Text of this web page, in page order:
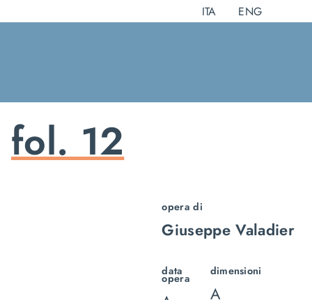
al
ITA ENG
fol. 12
opera di
Giuseppe Valadier
data
opera
dimensioni
A